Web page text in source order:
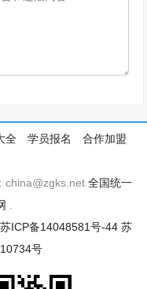
全 学员报名
合作加盟
china@zgks.net全国统一
苏ICP备14048581号-44 苏
号